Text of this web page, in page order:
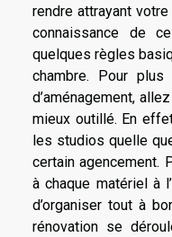
rendre attrayant
connaissance de
quelques règles
chambre. Pour
d’aménagement,
mieux outillé. En
les studios quelle
certain agencement.
à chaque matériel à
d’organiser tout à
rénovation se